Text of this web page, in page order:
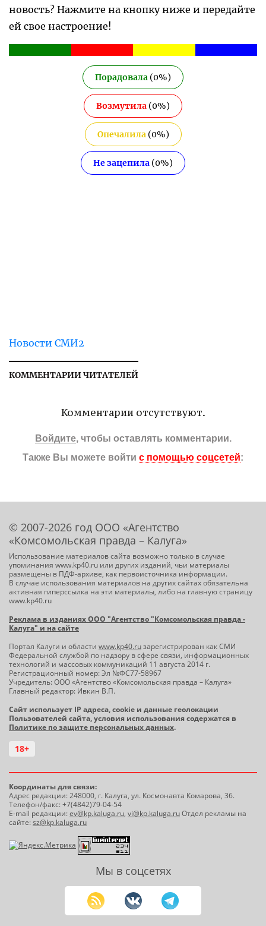
новость? Нажмите на кнопку ниже и передайте
ей свое настроение!
Порадовала (0%)
Возмутила (0%)
Опечалила(0%)
Не зацепила (0%)
Новости СМИ2
КОММЕНТАРИИ ЧИТАТЕЛЕЙ
Комментарии отсутствуют.
Войдите, чтобы оставлять комментарии.
Также Вы можете войти с помощью соцсетей:
© 2007-2026 год ООО «Агентство
«Комсомольская правда – Калуга»
Использование материалов сайта возможно только в случае
упоминания www.kp40.ru или других изданий, чьи материалы
размещены в ПДФ-архиве, как первоисточника информации.
В случае использования материалов на других сайтах обязательна
активная гиперссылка на эти материалы, либо на главную страницу
www.kp40.ru
Реклама в изданиях ООО "Агентство "Комсомольская правда -
Калуга" и на сайте
Портал Калуги и области www.kp40.ruзарегистрирован как СМИ
Федеральной службой по надзору в сфере связи, информационных
технологий и массовых коммуникаций 11 августа 2014 г.
Регистрационный номер: Эл №ФС77-58967
Учредитель: ООО «Агентство «Комсомольская правда – Калуга»
Главный редактор: Ивкин В.П.
Сайт использует IP адреса, cookie и данные геолокации
Пользователей сайта, условия использования содержатся в
Политике по защите персональных данных.
18+
Координаты для связи:
Адрес редакции: 248000, г. Калуга, ул. Космонавта Комарова, 36.
Телефон/факс: +7(4842)79-04-54
E-mail редакции:ev@kp.kaluga.ru, vi@kp.kaluga.ruОтдел рекламы на
сайте:sz@kp.kaluga.ru
Мы в соцсетях